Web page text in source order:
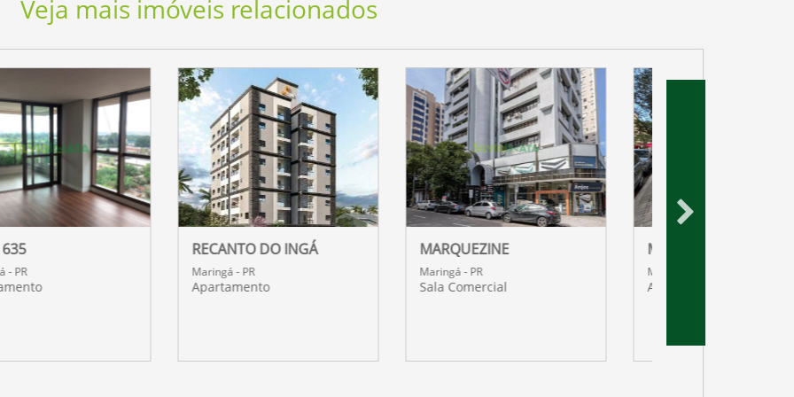
Veja mais imóveis relacionados
RECANTO DO INGÁ
Maringá - PR
Apartamento
MARQUEZINE
Maringá - PR
Sala Comercial
MARKUS HEROLD
Maringá - PR
Apartamento